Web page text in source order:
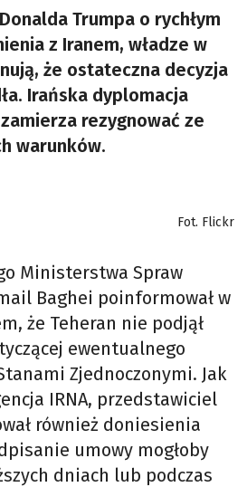
Trumpa o rychłym
z Iranem, władze w
że ostateczna decyzja
Irańska dyplomacja
rezygnować ze
warunków.
Fot. Flickr
Ministerstwa Spraw
Baghei poinformował w
że Teheran nie podjął
ewentualnego
Zjednoczonymi. Jak
IRNA, przedstawiciel
również doniesienia
umowy mogłoby
dniach lub podczas